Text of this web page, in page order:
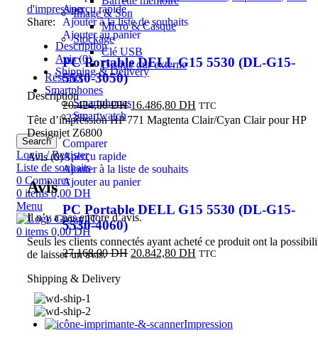
Image & Son
Micro & Casque
Stockage
Clé USB
Disque dur externe
Réseaux
Smartphones
Smartphones
Smartwatch
Search
Login / Register
Liste de souhaits
0 Comparer
0 items 0,00 DH
Menu
0 items 0,00DH
Aperçu rapide
Ajouter à la liste de souhaits
Ajouter au panier
PC Portable DELL G15 5530 (DL-G15-
5530-3050)
20.424,00DH 16.486,80 DH TTC
-23%
Comparer
Aperçu rapide
Ajouter à la liste de souhaits
Ajouter au panier
PC Portable DELL G15 5530 (DL-G15-
5530-4060)
27.168,00DH 20.842,80 DH TTC
Impression
d'impression
Share:
Description
Avis (0)
Shipping & Delivery
Description
Tête d’impression HP 771 Magtenta Clair/Cyan Clair pour HP
Designjet Z6800
Avis (0)
Avis
Il n’y a pas encore d’avis.
Seuls les clients connectés ayant acheté ce produit ont la
de laisser un avis.
Shipping & Delivery